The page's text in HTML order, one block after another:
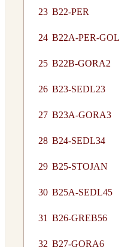
23 B22-PER
24 B22A-PER-GOL
25 B22B-GORA2
26 B23-SEDL23
27 B23A-GORA3
28 B24-SEDL34
29 B25-STOJAN
30 B25A-SEDL45
31 B26-GREB56
32 B27-GORA6